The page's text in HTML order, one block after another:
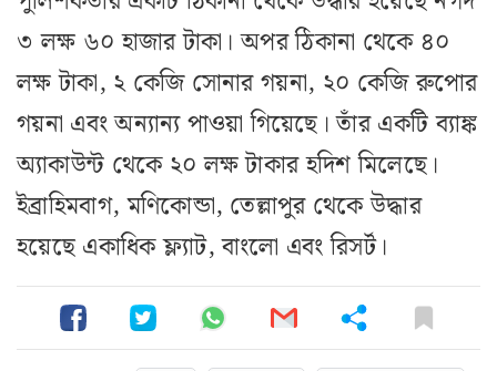
৩ লক্ষ ৬০ হাজার টাকা। অপর ঠিকানা থেকে ৪০
লক্ষ টাকা, ২ কেজি সোনার গয়না, ২০ কেজি রুপোর
গয়না এবং অন্যান্য পাওয়া গিয়েছে। তাঁর একটি ব্যাঙ্ক
অ্যাকাউন্ট থেকে ২০ লক্ষ টাকার হদিশ মিলেছে।
ইব্রাহিমবাগ, মণিকোন্ডা, তেল্লাপুর থেকে উদ্ধার
হয়েছে একাধিক ফ্ল্যাট, বাংলো এবং রিসর্ট।